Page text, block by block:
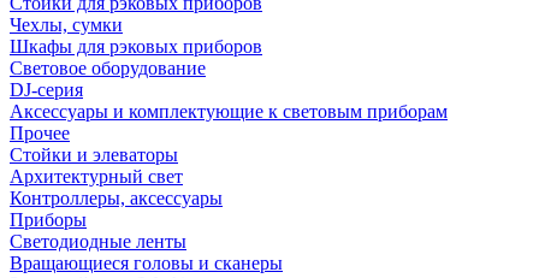
Чехлы, сумки
Шкафы для рэковых приборов
Световое оборудование
DJ-серия
Аксессуары и комплектующие к световым приборам
Прочее
Стойки и элеваторы
Архитектурный свет
Контроллеры, аксессуары
Приборы
Светодиодные ленты
Вращающиеся головы и сканеры